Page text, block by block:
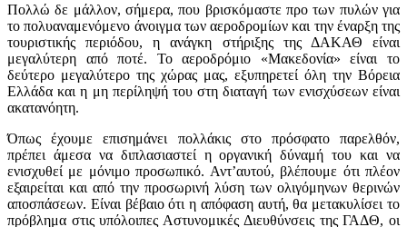
Πολλώ δε μάλλον, σήμερα, που βρισκόμαστε προ των πυλών για
το πολυαναμενόμενο άνοιγμα των αεροδρομίων και την έναρξη της
τουριστικής περιόδου, η ανάγκη στήριξης της ΔΑΚΑΘ είναι
μεγαλύτερη από ποτέ. Το αεροδρόμιο «Μακεδονία» είναι το
δεύτερο μεγαλύτερο της χώρας μας, εξυπηρετεί όλη την Βόρεια
Ελλάδα και η μη περίληψή του στη διαταγή των ενισχύσεων είναι
ακατανόητη.
Όπως έχουμε επισημάνει πολλάκις στο πρόσφατο παρελθόν,
πρέπει άμεσα να διπλασιαστεί η οργανική δύναμή του και να
ενισχυθεί με μόνιμο προσωπικό. Αντ’αυτού, βλέπουμε ότι πλέον
εξαιρείται και από την προσωρινή λύση των ολιγόμηνων θερινών
αποσπάσεων. Είναι βέβαιο ότι η απόφαση αυτή, θα μετακυλίσει το
πρόβλημα στις υπόλοιπες Αστυνομικές Διευθύνσεις της ΓΑΔΘ, οι